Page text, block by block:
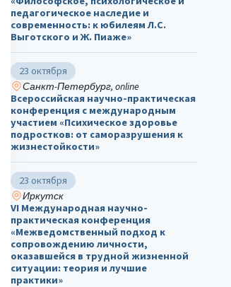
педагогическое наследие и
современность: к юбилеям Л.С.
Выготского и Ж. Пиаже»
23 октября
Санкт-Петербург, online
Всероссийская научно-практическая
конференция с международным
участием «Психическое здоровье
подростков: от саморазрушения к
жизнестойкости»
23 октября
Иркутск
VI Международная научно-
практическая конференция
«Межведомственный подход к
сопровождению личности,
оказавшейся в трудной жизненной
ситуации: теория и лучшие
практики»